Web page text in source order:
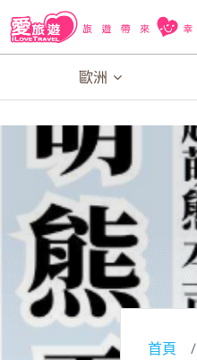
歐洲
首頁